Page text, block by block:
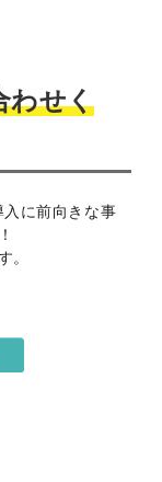
わせく
に前向きな事
。